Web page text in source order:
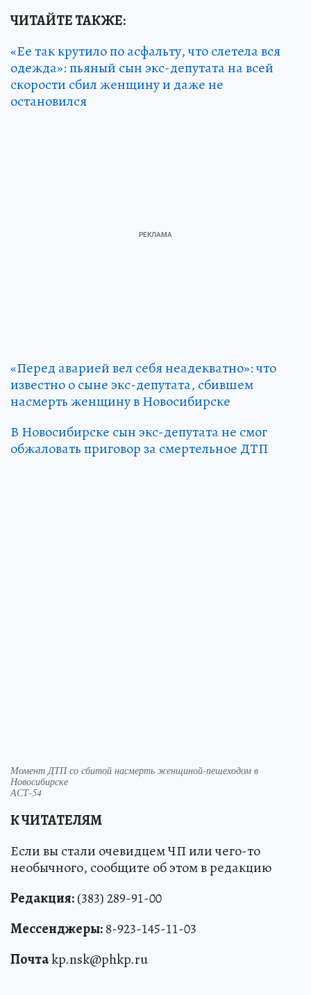
ЧИТАЙТЕ ТАКЖЕ:
«Ее так крутило по асфальту, что слетела вся
одежда»: пьяный сын экс-депутата на всей
скорости сбил женщину и даже не
остановился
«Перед аварией вел себя неадекватно»: что
известно о сыне экс-депутата, сбившем
насмерть женщину в Новосибирске
В Новосибирске сын экс-депутата не смог
обжаловать приговор за смертельное ДТП
Момент ДТП со сбитой насмерть женщиной-пешеходом в
Новосибирске
АСТ-54
К ЧИТАТЕЛЯМ
Если вы стали очевидцем ЧП или чего-то
необычного, сообщите об этом в редакцию
Редакция:(383) 289-91-00
Мессенджеры:8-923-145-11-03
Почтаkp.nsk@phkp.ru